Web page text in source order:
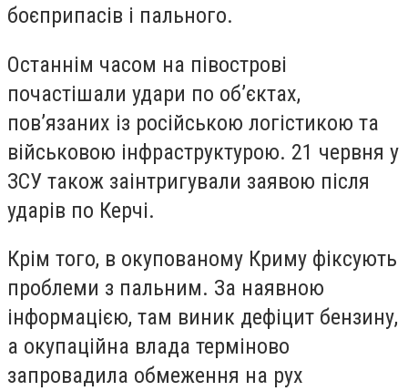
боєприпасів і пального.
Останнім часом на півострові
почастішали удари по об’єктах,
пов’язаних із російською логістикою та
військовою інфраструктурою. 21 червня у
ЗСУ також заінтригували заявою після
ударів по Керчі.
Крім того, в окупованому Криму фіксують
проблеми з пальним. За наявною
інформацією, там виник дефіцит бензину,
а окупаційна влада терміново
запровадила обмеження на рух